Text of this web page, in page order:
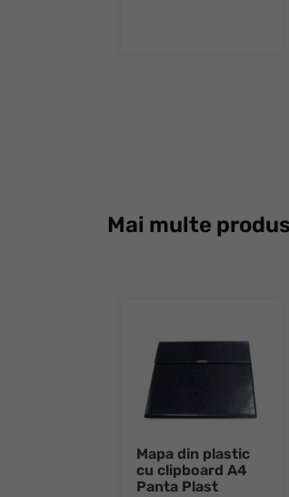
Mai multe
Mapa din plastic
cu clipboard A4
Panta Plast